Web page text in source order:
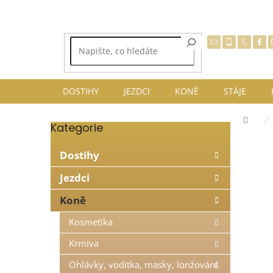
DOSTIHY JEZDCI KONĚ STÁJE
Domů
P
s
r
n
Přeskočit
kategorie
Kategorie
Dostihy
Jezdci
Koně
Kosmetika
Krmiva
Ohlávky, vodítka, masky, lonžování